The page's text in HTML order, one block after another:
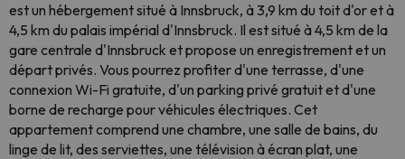
est un hébergement situé à Innsbruck, à 3,9 km du toit d'or et à
4,5 km du palais impérial d'Innsbruck. Il est situé à 4,5 km de la
gare centrale d'Innsbruck et propose un enregistrement et un
départ privés. Vous pourrez profiter d'une terrasse, d'une
connexion Wi-Fi gratuite, d'un parking privé gratuit et d'une
borne de recharge pour véhicules électriques. Cet
appartement comprend une chambre, une salle de bains, du
linge de lit, des serviettes, une télévision à écran plat, une